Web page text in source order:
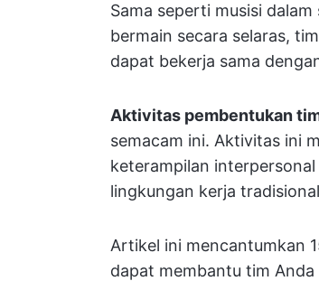
Sama seperti musisi
bermain secara selaras,
dapat bekerja sama
Aktivitas pembentukan
semacam ini. Aktivitas ini
keterampilan
lingkungan kerja
Artikel ini mencantumkan
dapat membantu tim